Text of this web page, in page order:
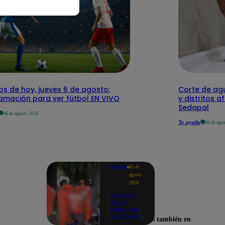
de hoy, jueves 6 de agosto:
para ver fútbol EN VIVO
06 de agosto 2026
Corte de
y distritos
Sedapal
Te ayudo 06 de
Mundo 05 de
agosto
2026
Asesinan
de un
balazo en
la cabeza a
Encuéntranos también en